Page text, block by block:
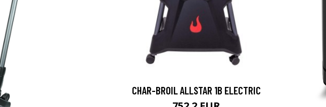
CHAR-BROIL ALLSTAR 1B ELECTRIC